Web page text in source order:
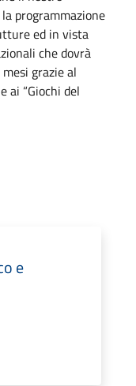
programmazione
ed in vista
che dovrà
grazie al
ai “Giochi del
e